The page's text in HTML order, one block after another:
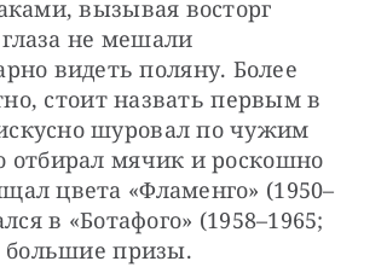
вызывая восторг
не мешали
видеть поляну. Более
стоит назвать первым в
шуровал по чужим
отбирал мячик и роскошно
цвета «Фламенго» (1950–
в «Ботафого» (1958–1965;
большие призы.